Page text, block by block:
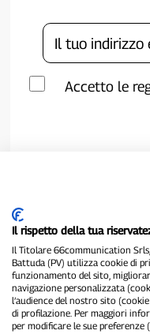
Accetto le
P300.it è una
Registrazione numero 1/
Proprietario ed
Il rispetto della tua
Il Titolare 66communication
Battuda (PV) utilizza cookie di
funzionamento del sito,
navigazione personalizzata
l’audience del nostro sito
di profilazione. Per maggiori
per modificare le sue preferenze